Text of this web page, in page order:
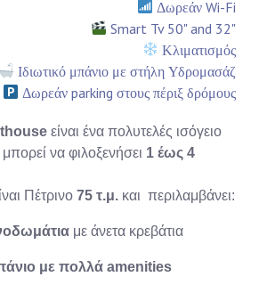
Δωρεάν Wi-Fi
Smart Tv 50" and 32"
Κλιματισμός
Ιδιωτικό μπάνιο με στήλη Υδρομασάζ
Δωρεάν parking στους πέριξ δρόμους
είναι ένα πολυτελές ισόγειο
να φιλοξενήσει 1 έως 4
Πέτρινο 75 τ.μ. και περιλαμβάνει:
με άνετα κρεβάτια
με πολλά amenities